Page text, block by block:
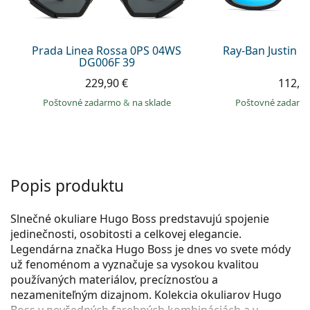
Persol
Všetky značky
Prada Linea Rossa 0PS 04WS
DG006F 39
229,90 €
Poštovné zadarmo& na sklade
Ray-Ban Justin
Poštovné
Popis produktu
Slnečné okuliare Hugo Boss predstavujú spojenie
jedinečnosti, osobitosti a celkovej elegancie.
Legendárna značka Hugo Boss je dnes vo svete módy
už fenoménom a vyznačuje sa vysokou kvalitou
používaných materiálov, precíznosťou a
nezameniteľným dizajnom. Kolekcia okuliarov Hugo